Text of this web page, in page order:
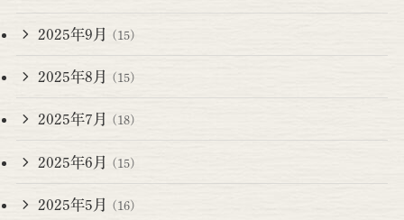
2025年9月 (15)
2025年8月 (15)
2025年7月 (18)
2025年6月 (15)
2025年5月 (16)